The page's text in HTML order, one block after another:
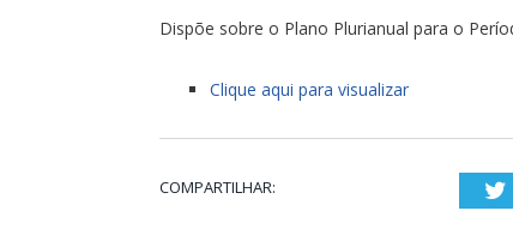
Dispõe sobre o Plano Plurianual para o
Clique aqui para visualizar
COMPARTILHAR: